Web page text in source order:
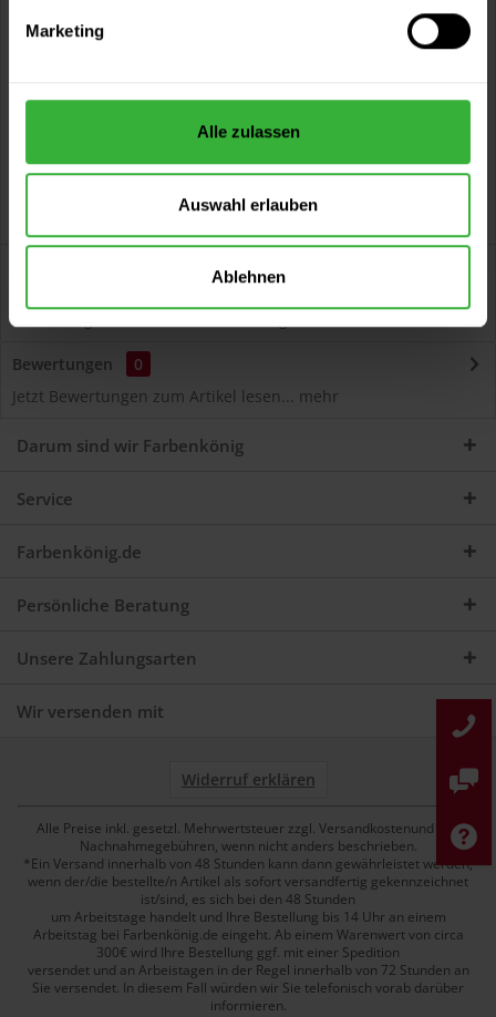
Marketing
Alle zulassen
Auswahl erlauben
Ablehnen
Persönliche Beratung unter040 60 77 65 23
Lackierungen und Lackausbesserungen am Auto...
Bewertungen
0
Jetzt Bewertungen zum Artikel lesen... mehr
Darum sind wir Farbenkönig
Service
Farbenkönig.de
Persönliche Beratung
Unsere Zahlungsarten
Wir versenden mit
Widerruf erklären
Alle Preise inkl. gesetzl. Mehrwertsteuer zzgl. Versandkostenund ggf.
Nachnahmegebühren, wenn nicht anders beschrieben.
*Ein Versand innerhalb von 48 Stunden kann dann gewährleistet werden,
wenn der/die bestellte/n Artikel als sofort versandfertig gekennzeichnet
ist/sind, es sich bei den 48 Stunden
um Arbeitstage handelt und Ihre Bestellung bis 14 Uhr an einem
Arbeitstag bei Farbenkönig.de eingeht. Ab einem Warenwert von circa
300€ wird Ihre Bestellung ggf. mit einer Spedition
versendet und an Arbeistagen in der Regel innerhalb von 72 Stunden an
Sie versendet. In diesem Fall würden wir Sie telefonisch vorab darüber
informieren.